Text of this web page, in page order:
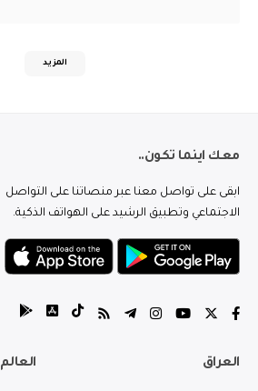
المزيد
معك اينما تكون..
ابقى على تواصل معنا عبر منصاتنا على التواصل
الاجتماعي وتطبيق الرشيد على الهواتف الذكية.
العراق العالم